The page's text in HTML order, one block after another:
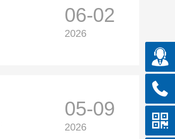
06-02
2026
05-09
2026